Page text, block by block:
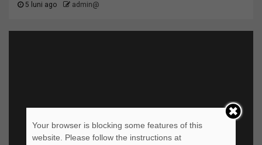
5 luni ago admin@
Your browser is blocking some features of this
website. Please follow the instructions at